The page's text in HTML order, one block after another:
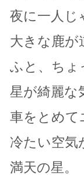
夜に一人じ
大きな鹿が
ふと、ちょ
星が綺麗な
車をとめて
冷たい空気
満天の星。